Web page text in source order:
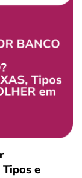
Tipos e